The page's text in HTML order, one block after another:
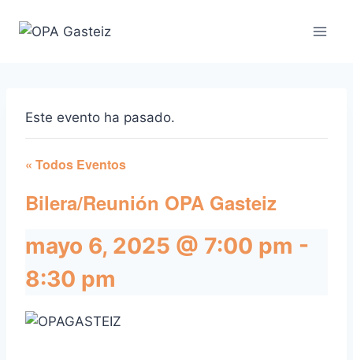
Este evento ha pasado.
« Todos Eventos
Bilera/Reunión OPA Gasteiz
mayo 6, 2025 @ 7:00 pm -
8:30 pm